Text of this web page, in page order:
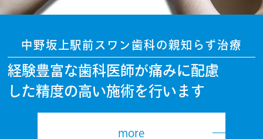
中野坂上駅前スワン歯科の親知らず治療
経験豊富な歯科医師が痛みに配慮
した精度の高い施術を行います
more